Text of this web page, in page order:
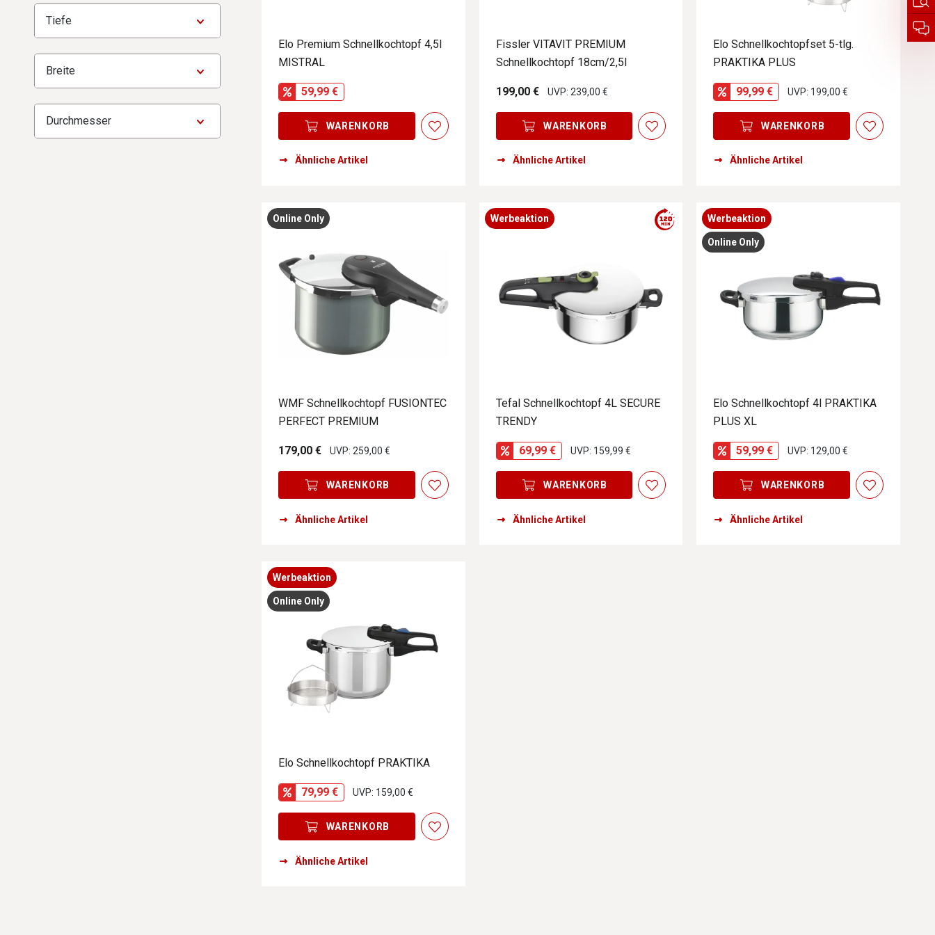
Tiefe
Breite
Durchmesser
Elo Premium Schnellkochtopf 4,5l
MISTRAL
59,99 €
WARENKORB
Ähnliche Artikel
Fissler VITAVIT PREMIUM
Schnellkochtopf 18cm/2,5l
199,00 € UVP: 239,00 €
WARENKORB
Ähnliche Artikel
Elo Schnellkochtopfset 5-tlg.
PRAKTIKA PLUS
99,99 € UVP: 199,00 €
WARENKORB
Ähnliche Artikel
Online Only
WMF Schnellkochtopf FUSIONTEC
PERFECT PREMIUM
179,00 € UVP: 259,00 €
WARENKORB
Ähnliche Artikel
Werbeaktion
Tefal Schnellkochtopf 4L SECURE
TRENDY
69,99 € UVP: 159,99 €
WARENKORB
Ähnliche Artikel
Werbeaktion
Online Only
Elo Schnellkochtopf 4l PRAKTIKA
PLUS XL
59,99 € UVP: 129,00 €
WARENKORB
Ähnliche Artikel
Werbeaktion
Online Only
Elo Schnellkochtopf PRAKTIKA
79,99 € UVP: 159,00 €
WARENKORB
Ähnliche Artikel